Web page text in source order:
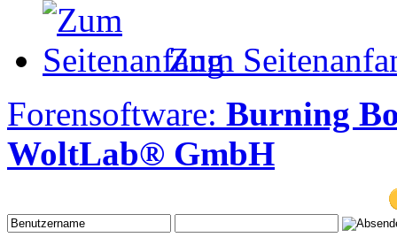
Zum
Forensoftware: Burning
WoltLab® GmbH